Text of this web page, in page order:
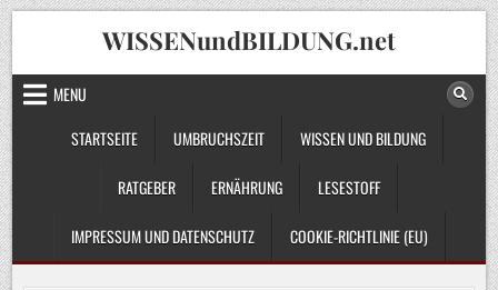
Skip
to
content
WISSENundBILDUNG.net
MENU
STARTSEITE
UMBRUCHSZEIT WISSEN UND BILDUNG
RATGEBER ERNÄHRUNG LESESTOFF
IMPRESSUM UND DATENSCHUTZ COOKIE-RICHTLINIE (EU)